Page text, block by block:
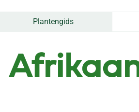
Plantengids